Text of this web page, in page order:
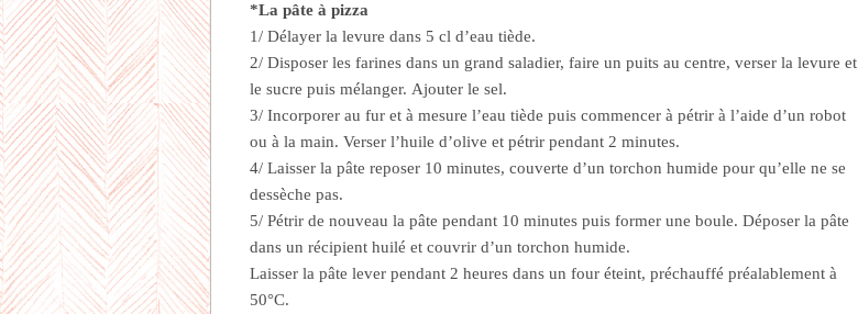
*La pâte à pizza
1/ Délayer la levure dans 5 cl d’eau tiède.
2/ Disposer les farines dans un grand saladier, faire un puits au centre, verser la levure et
le sucre puis mélanger. Ajouter le sel.
3/ Incorporer au fur et à mesure l’eau tiède puis commencer à pétrir à l’aide d’un robot
ou à la main. Verser l’huile d’olive et pétrir pendant 2 minutes.
4/ Laisser la pâte reposer 10 minutes, couverte d’un torchon humide pour qu’elle ne se
dessèche pas.
5/ Pétrir de nouveau la pâte pendant 10 minutes puis former une boule. Déposer la pâte
dans un récipient huilé et couvrir d’un torchon humide.
Laisser la pâte lever pendant 2 heures dans un four éteint, préchauffé préalablement à
50°C.